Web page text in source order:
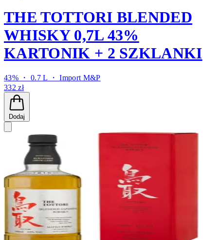
THE TOTTORI BLENDED
WHISKY 0,7L 43%
KARTONIK + 2 SZKLANKI
43% ・ 0.7 L ・Import M&P
332 zł
Dodaj